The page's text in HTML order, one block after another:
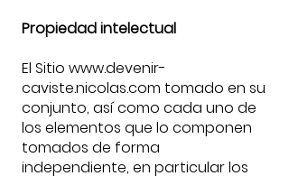
Propiedad intelectual
El Sitio www.devenir-
caviste.nicolas.com tomado en su
conjunto, así como cada uno de
los elementos que lo componen
tomados de forma
independiente, en particular los